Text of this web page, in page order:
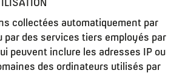
collectées automatiquement par
par des services tiers employés par
peuvent inclure les adresses IP ou
des ordinateurs utilisés par